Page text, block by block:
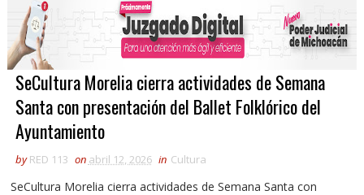
SeCultura Morelia cierra actividades de Semana
Santa con presentación del Ballet Folklórico del
Ayuntamiento
by RED 113 on abril 12, 2026 in Cultura
SeCultura Morelia cierra actividades de Semana Santa con